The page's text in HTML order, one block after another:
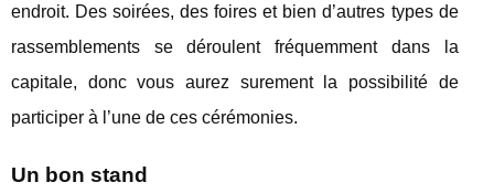
endroit. Des soirées, des foires et bien d’autres types de
rassemblements se déroulent fréquemment dans la
capitale, donc vous aurez surement la possibilité de
participer à l’une de ces cérémonies.
Un bon stand